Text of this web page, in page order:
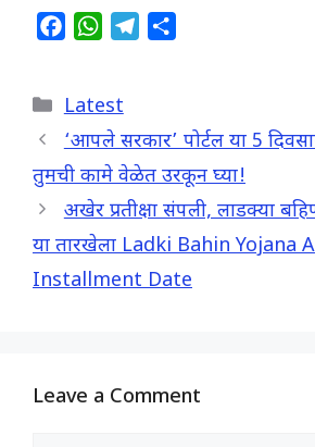
e
b
o
k
W
t
s
A
p
g
r
m
e
Categories
Latest
‘आपले सरकार’ पोर्टल या 5
तुमची कामे वेळेत उरकून घ्या!
अखेर प्रतीक्षा संपली, लाडक्या
या तारखेला Ladki Bahin Yojana
Installment Date
Leave a Comment